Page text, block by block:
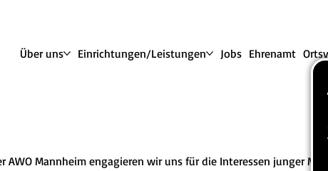
Über uns Einrichtungen/Leistungen Jobs Ehrenamt
Mannheim engagieren wir uns für die Interessen junger